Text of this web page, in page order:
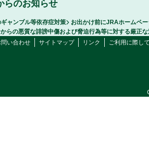
らのお知らせ
ャンブル等依存症対策
お出かけ前にJRAホームペ
らの悪質な誹謗中傷および脅迫行為等に対する厳正
問い合わせ
サイトマップ リンク ご利用に際し